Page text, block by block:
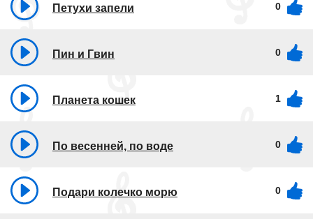
Петухи запели 0
Пин и Гвин 0
Планета кошек 1
По весенней, по воде 0
Подари колечко морю 0